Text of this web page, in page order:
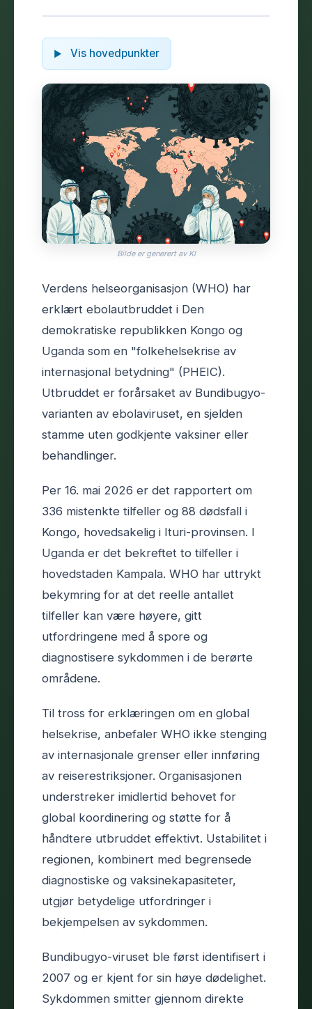
Vis hovedpunkter
Bilde er generert av KI
Verdens helseorganisasjon (WHO) har
erklært ebolautbruddet i Den
demokratiske republikken Kongo og
Uganda som en "folkehelsekrise av
internasjonal betydning" (PHEIC).
Utbruddet er forårsaket av Bundibugyo-
varianten av ebolaviruset, en sjelden
stamme uten godkjente vaksiner eller
behandlinger.
Per 16. mai 2026 er det rapportert om
336 mistenkte tilfeller og 88 dødsfall i
Kongo, hovedsakelig i Ituri-provinsen. I
Uganda er det bekreftet to tilfeller i
hovedstaden Kampala. WHO har uttrykt
bekymring for at det reelle antallet
tilfeller kan være høyere, gitt
utfordringene med å spore og
diagnostisere sykdommen i de berørte
områdene.
Til tross for erklæringen om en global
helsekrise, anbefaler WHO ikke stenging
av internasjonale grenser eller innføring
av reiserestriksjoner. Organisasjonen
understreker imidlertid behovet for
global koordinering og støtte for å
håndtere utbruddet effektivt. Ustabilitet i
regionen, kombinert med begrensede
diagnostiske og vaksinekapasiteter,
utgjør betydelige utfordringer i
bekjempelsen av sykdommen.
Bundibugyo-viruset ble først identifisert i
2007 og er kjent for sin høye dødelighet.
Sykdommen smitter gjennom direkte